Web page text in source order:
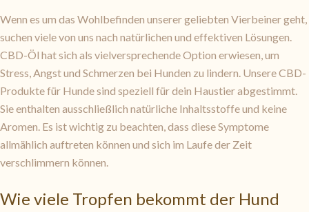
Wenn es um das Wohlbefinden unserer geliebten Vierbeiner geht,
suchen viele von uns nach natürlichen und effektiven Lösungen.
CBD-Öl hat sich als vielversprechende Option erwiesen, um
Stress, Angst und Schmerzen bei Hunden zu lindern. Unsere CBD-
Produkte für Hunde sind speziell für dein Haustier abgestimmt.
Sie enthalten ausschließlich natürliche Inhaltsstoffe und keine
Aromen. Es ist wichtig zu beachten, dass diese Symptome
allmählich auftreten können und sich im Laufe der Zeit
verschlimmern können.
Wie viele Tropfen bekommt der Hund